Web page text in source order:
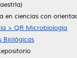
en ciencias con
> QR Microbiología
Biológicas